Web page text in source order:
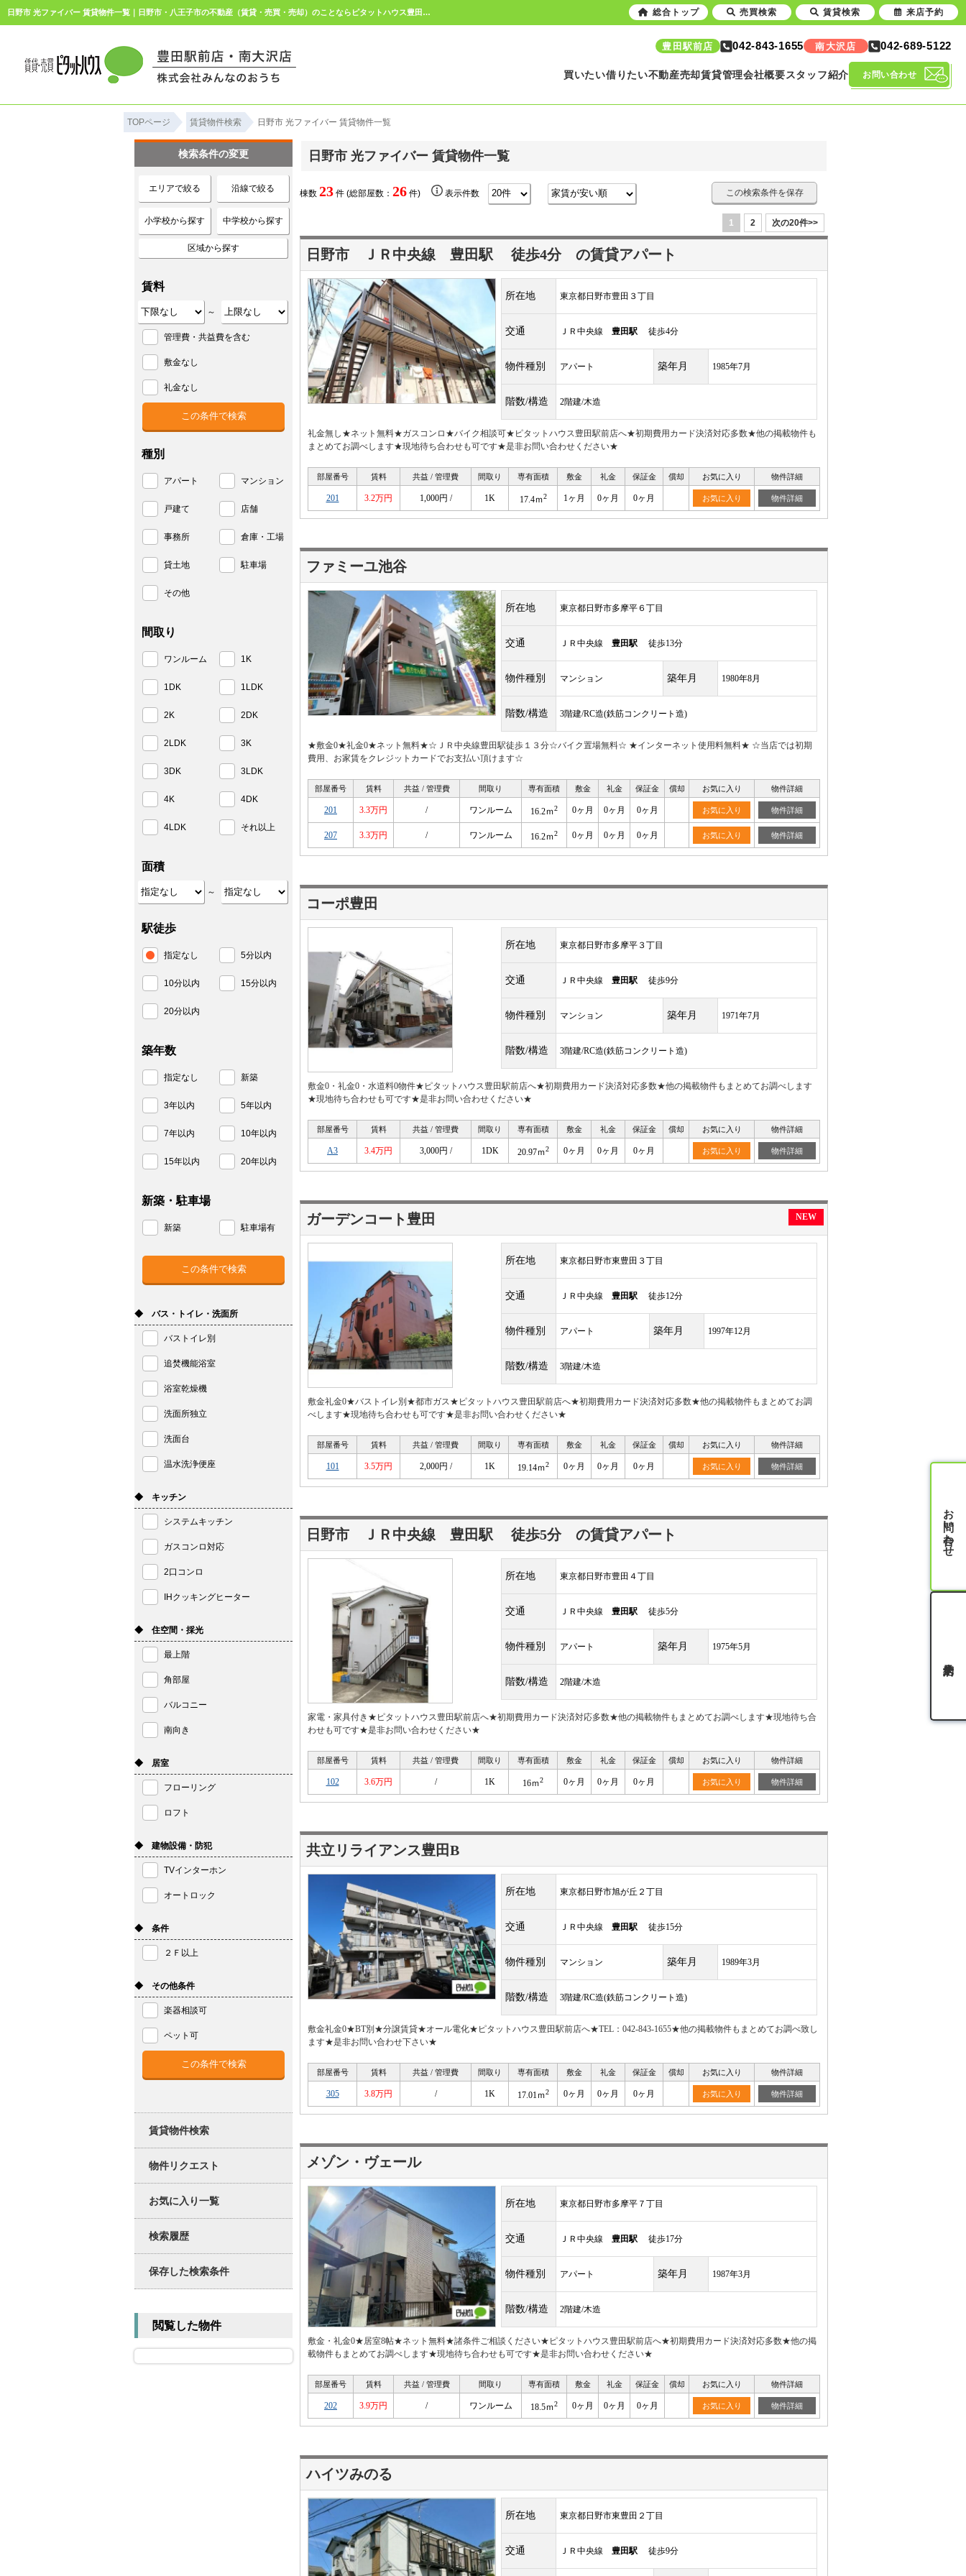
日野市 光ファイバー 賃貸物件一覧｜日野市・八王子市の不動産（賃貸・売買・売却）のことならピタットハウス豊田駅前・南大沢店にお任せください。豊田駅前と南大沢駅前から歩いてすぐ！
豊田駅前店 042-843-1655 南大沢店 042-689-5122
買いたい借りたい不動産売却賃貸管理会社概要スタッフ紹介 お問い合わせ
TOPページ 賃貸物件検索 日野市 光ファイバー 賃貸物件一覧
日野市 光ファイバー 賃貸物件一覧
棟数 23 件 (総部屋数： 26 件) 表示件数 この検索条件を保存
1 2 次の20件>>
日野市 ＪＲ中央線 豊田駅 徒歩4分 の賃貸アパート
所在地 東京都日野市豊田３丁目
交通 ＪＲ中央線 豊田駅 徒歩4分
物件種別 アパート 築年月 1985年7月
階数/構造 2階建/木造
礼金無し★ネット無料★ガスコンロ★バイク相談可★ピタットハウス豊田駅前店へ★初期費用カード決済対応多数★他の掲載物件も
まとめてお調べします★現地待ち合わせも可です★是非お問い合わせください★
部屋番号 賃料 共益 / 管理費 間取り 専有面積 敷金 礼金 保証金 償却 お気に入り 物件詳細
201 3.2万円 1,000円 / 1K 17.4ｍ2 1ヶ月 0ヶ月 0ヶ月 お気に入り 物件詳細
ファミーユ池谷
所在地 東京都日野市多摩平６丁目
交通 ＪＲ中央線 豊田駅 徒歩13分
物件種別 マンション 築年月 1980年8月
階数/構造 3階建/RC造(鉄筋コンクリート造)
★敷金0★礼金0★ネット無料★☆ＪＲ中央線豊田駅徒歩１３分☆バイク置場無料☆ ★インターネット使用料無料★ ☆当店では初期
費用、お家賃をクレジットカードでお支払い頂けます☆
部屋番号 賃料 共益 / 管理費 間取り 専有面積 敷金 礼金 保証金 償却 お気に入り 物件詳細
201 3.3万円 / ワンルーム 16.2ｍ2 0ヶ月 0ヶ月 0ヶ月 お気に入り 物件詳細
207 3.3万円 / ワンルーム 16.2ｍ2 0ヶ月 0ヶ月 0ヶ月 お気に入り 物件詳細
コーポ豊田
所在地 東京都日野市多摩平３丁目
交通 ＪＲ中央線 豊田駅 徒歩9分
物件種別 マンション 築年月 1971年7月
階数/構造 3階建/RC造(鉄筋コンクリート造)
敷金0・礼金0・水道料0物件★ピタットハウス豊田駅前店へ★初期費用カード決済対応多数★他の掲載物件もまとめてお調べします
★現地待ち合わせも可です★是非お問い合わせください★
部屋番号 賃料 共益 / 管理費 間取り 専有面積 敷金 礼金 保証金 償却 お気に入り 物件詳細
A3 3.4万円 3,000円 / 1DK 20.97ｍ2 0ヶ月 0ヶ月 0ヶ月 お気に入り 物件詳細
ガーデンコート豊田 NEW
所在地 東京都日野市東豊田３丁目
交通 ＪＲ中央線 豊田駅 徒歩12分
物件種別 アパート 築年月 1997年12月
階数/構造 3階建/木造
敷金礼金0★バストイレ別★都市ガス★ピタットハウス豊田駅前店へ★初期費用カード決済対応多数★他の掲載物件もまとめてお調
べします★現地待ち合わせも可です★是非お問い合わせください★
部屋番号 賃料 共益 / 管理費 間取り 専有面積 敷金 礼金 保証金 償却 お気に入り 物件詳細
101 3.5万円 2,000円 / 1K 19.14ｍ2 0ヶ月 0ヶ月 0ヶ月 お気に入り 物件詳細
日野市 ＪＲ中央線 豊田駅 徒歩5分 の賃貸アパート
所在地 東京都日野市豊田４丁目
交通 ＪＲ中央線 豊田駅 徒歩5分
物件種別 アパート 築年月 1975年5月
階数/構造 2階建/木造
家電・家具付き★ピタットハウス豊田駅前店へ★初期費用カード決済対応多数★他の掲載物件もまとめてお調べします★現地待ち合
わせも可です★是非お問い合わせください★
部屋番号 賃料 共益 / 管理費 間取り 専有面積 敷金 礼金 保証金 償却 お気に入り 物件詳細
102 3.6万円 / 1K 16ｍ2 0ヶ月 0ヶ月 0ヶ月 お気に入り 物件詳細
共立リライアンス豊田B
所在地 東京都日野市旭が丘２丁目
交通 ＪＲ中央線 豊田駅 徒歩15分
物件種別 マンション 築年月 1989年3月
階数/構造 3階建/RC造(鉄筋コンクリート造)
敷金礼金0★BT別★分譲賃貸★オール電化★ピタットハウス豊田駅前店へ★TEL：042-843-1655★他の掲載物件もまとめてお調べ致し
ます★是非お問い合わせ下さい★
部屋番号 賃料 共益 / 管理費 間取り 専有面積 敷金 礼金 保証金 償却 お気に入り 物件詳細
305 3.8万円 / 1K 17.01ｍ2 0ヶ月 0ヶ月 0ヶ月 お気に入り 物件詳細
メゾン・ヴェール
所在地 東京都日野市多摩平７丁目
交通 ＪＲ中央線 豊田駅 徒歩17分
物件種別 アパート 築年月 1987年3月
階数/構造 2階建/木造
敷金・礼金0★居室8帖★ネット無料★諸条件ご相談ください★ピタットハウス豊田駅前店へ★初期費用カード決済対応多数★他の掲
載物件もまとめてお調べします★現地待ち合わせも可です★是非お問い合わせください★
部屋番号 賃料 共益 / 管理費 間取り 専有面積 敷金 礼金 保証金 償却 お気に入り 物件詳細
202 3.9万円 / ワンルーム 18.5ｍ2 0ヶ月 0ヶ月 0ヶ月 お気に入り 物件詳細
ハイツみのる
所在地 東京都日野市東豊田２丁目
交通 ＪＲ中央線 豊田駅 徒歩9分
検索条件の変更
エリアで絞る 沿線で絞る
小学校から探す 中学校から探す
区域から探す
賃料
～
管理費・共益費を含む
敷金なし
礼金なし
種別
アパート マンション
戸建て 店舗
事務所 倉庫・工場
貸土地 駐車場
その他
間取り
ワンルーム 1K
1DK 1LDK
2K 2DK
2LDK 3K
3DK 3LDK
4K 4DK
4LDK それ以上
面積
～
駅徒歩
指定なし 5分以内
10分以内 15分以内
20分以内
築年数
指定なし 新築
3年以内 5年以内
7年以内 10年以内
15年以内 20年以内
新築・駐車場
新築 駐車場有
◆ バス・トイレ・洗面所
バストイレ別
追焚機能浴室
浴室乾燥機
洗面所独立
洗面台
温水洗浄便座
◆ キッチン
システムキッチン
ガスコンロ対応
2口コンロ
IHクッキングヒーター
◆ 住空間・採光
最上階
角部屋
バルコニー
南向き
◆ 居室
フローリング
ロフト
◆ 建物設備・防犯
TVインターホン
オートロック
◆ 条件
２Ｆ以上
◆ その他条件
楽器相談可
ペット可
賃貸物件検索
物件リクエスト
お気に入り一覧
検索履歴
保存した検索条件
閲覧した物件
総合トップ 売買検索 賃貸検索 来店予約
お問い合わせ